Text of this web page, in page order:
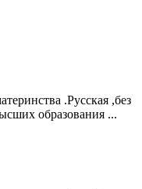
.Русская ,без
образования ...